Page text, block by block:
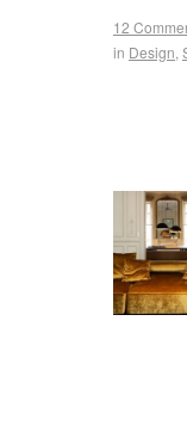
12
in Design,